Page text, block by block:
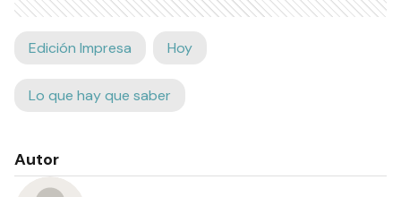
Edición Impresa Hoy
Lo que hay que saber
Autor